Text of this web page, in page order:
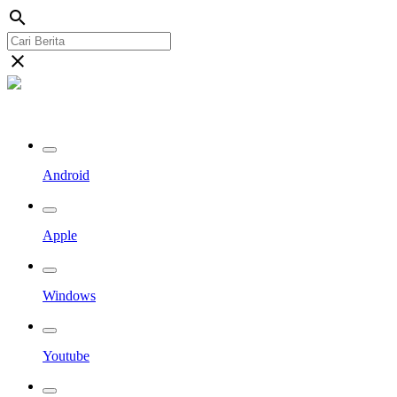
search
close
Android
Apple
Windows
Youtube